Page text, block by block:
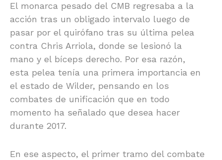
El monarca pesado del CMB regresaba a la
acción tras un obligado intervalo luego de
pasar por el quirófano tras su última pelea
contra Chris Arriola, donde se lesionó la
mano y el bíceps derecho. Por esa razón,
esta pelea tenía una primera importancia en
el estado de Wilder, pensando en los
combates de unificación que en todo
momento ha señalado que desea hacer
durante 2017.
En ese aspecto, el primer tramo del combate